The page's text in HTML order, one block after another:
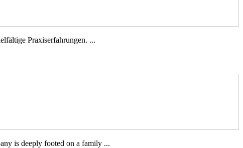
Praxiserfahrungen. ...
is deeply footed on a family ...